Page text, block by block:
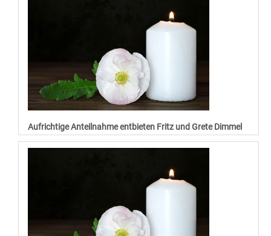
Aufrichtige Anteilnahme entbieten Fritz und Grete Dimmel